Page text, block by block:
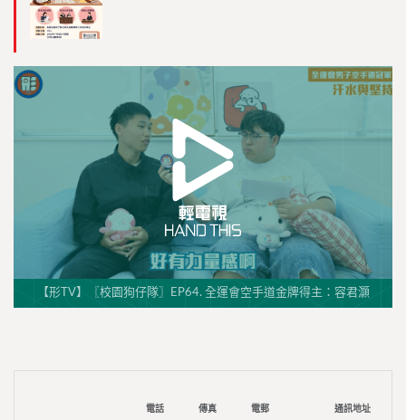
【形TV】〖校園狗仔隊〗EP64. 全運會空手道金牌得主：容君灝
電話 傳真 電郵 通訊地址